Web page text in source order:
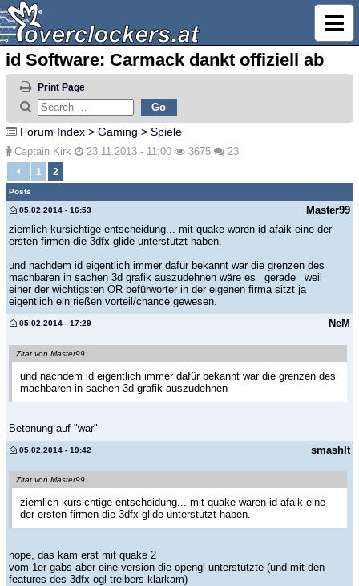
id Software: Carmack dankt offiziell ab
Print Page
Forum Index > Gaming > Spiele
Captain Kirk 23.11.2013 - 11:00 3675 23
1 2
Posts
Master99
05.02.2014 - 16:53
ziemlich kursichtige entscheidung... mit quake waren id afaik eine der
ersten firmen die 3dfx glide unterstützt haben.
und nachdem id eigentlich immer dafür bekannt war die grenzen des
machbaren in sachen 3d grafik auszudehnen wäre es _gerade_ weil
einer der wichtigsten OR befürworter in der eigenen firma sitzt ja
eigentlich ein rießen vorteil/chance gewesen.
NeM
05.02.2014 - 17:29
Zitat von Master99
und nachdem id eigentlich immer dafür bekannt war die grenzen des
machbaren in sachen 3d grafik auszudehnen
Betonung auf "war"
smashIt
05.02.2014 - 19:42
Zitat von Master99
ziemlich kursichtige entscheidung... mit quake waren id afaik eine
der ersten firmen die 3dfx glide unterstützt haben.
nope, das kam erst mit quake 2
vom 1er gabs aber eine version die opengl unterstützte (und mit den
features des 3dfx ogl-treibers klarkam)